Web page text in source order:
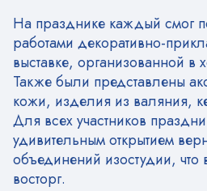
На празднике каждый смог
работами декоративно-
выставке, организованной в
Также были представлены
кожи, изделия из валяния,
Для всех участников
удивительным открытием
объединений изостудии,
восторг.